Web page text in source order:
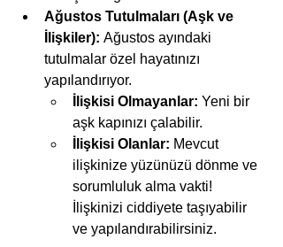
Ağustos Tutulmaları (Aşk ve
İlişkiler): Ağustos ayındaki
tutulmalar özel hayatınızı
yapılandırıyor.
İlişkisi Olmayanlar: Yeni bir
aşk kapınızı çalabilir.
İlişkisi Olanlar: Mevcut
ilişkinize yüzünüzü dönme ve
sorumluluk alma vakti!
İlişkinizi ciddiyete taşıyabilir
ve yapılandırabilirsiniz.